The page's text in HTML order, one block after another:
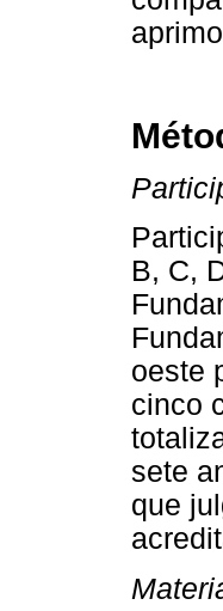
B, C,
oeste
cinco
sete
que